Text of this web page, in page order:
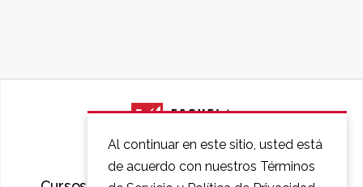
Al continuar en este sitio, usted está
de acuerdo con nuestros Términos